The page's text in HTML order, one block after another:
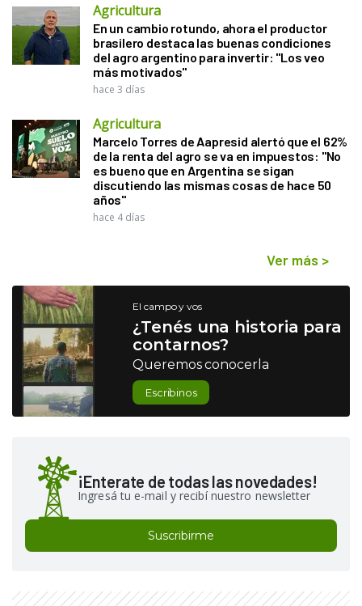
Agricultura
En un cambio rotundo, ahora el productor
brasilero destaca las buenas condiciones
del agro argentino para invertir: "Los veo
más motivados"
hace 3 días
Agricultura
Marcelo Torres de Aapresid alertó que el 62%
de la renta del agro se va en impuestos: "No
es bueno que en Argentina se sigan
discutiendo las mismas cosas de hace 50
años"
hace 4 días
Ver más >
El campo y vos
¿Tenés una historia para
contarnos?
Queremos conocerla
Escribinos
¡Enterate de todas las novedades!
Ingresá tu e-mail y recibí nuestro newsletter
Suscribirme